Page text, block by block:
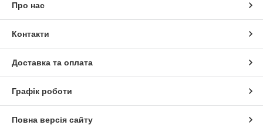
Про нас
Контакти
Доставка та оплата
Графік роботи
Повна версія сайту